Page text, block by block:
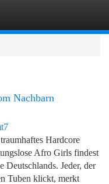
Nachbarn
Hardcore
Afro Girls findest
Jeder, der
Tuben klickt, merkt